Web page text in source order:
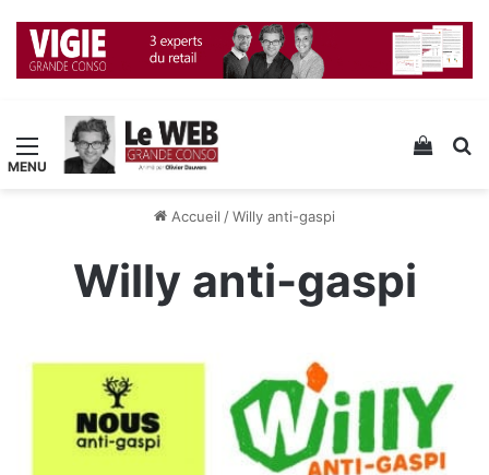
Menu Voir
Accueil /Willy anti-gaspi
Willy anti-gaspi